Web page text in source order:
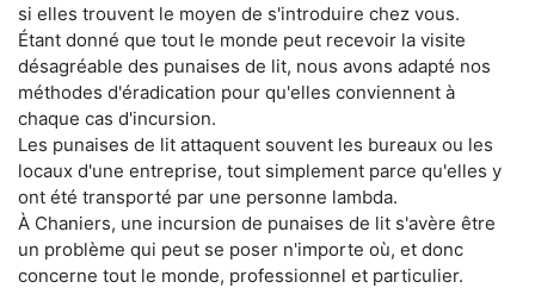
si elles trouvent le moyen de s'introduire chez vous.
Étant donné que tout le monde peut recevoir la visite
désagréable des punaises de lit, nous avons adapté nos
méthodes d'éradication pour qu'elles conviennent à
chaque cas d'incursion.
Les punaises de lit attaquent souvent les bureaux ou les
locaux d'une entreprise, tout simplement parce qu'elles y
ont été transporté par une personne lambda.
À Chaniers, une incursion de punaises de lit s'avère être
un problème qui peut se poser n'importe où, et donc
concerne tout le monde, professionnel et particulier.